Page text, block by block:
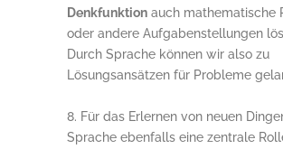
Denkfunktion auch mathematische
oder andere Aufgabenstellungen
Durch Sprache können wir also zu
Lösungsansätzen für Probleme
Für das Erlernen von neuen
Sprache ebenfalls eine zentrale